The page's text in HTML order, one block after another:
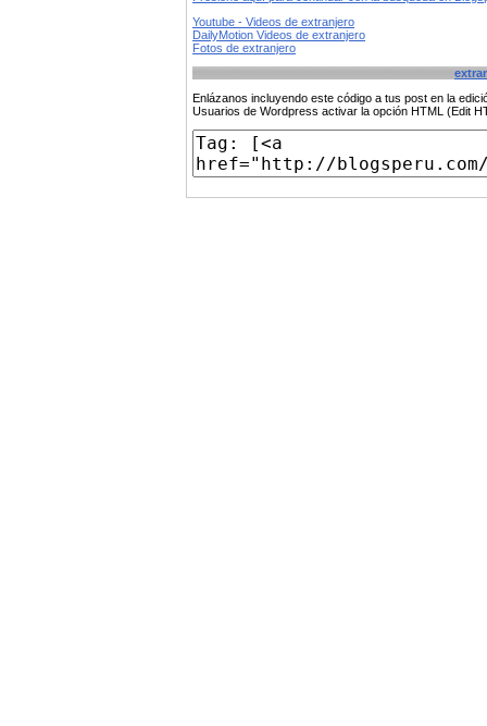
Youtube - Videos de extranjero
DailyMotion Videos de extranjero
Fotos de extranjero
Enlázanos incluyendo este código a tus post en la
Usuarios de Wordpress activar la opción HTML (Edit